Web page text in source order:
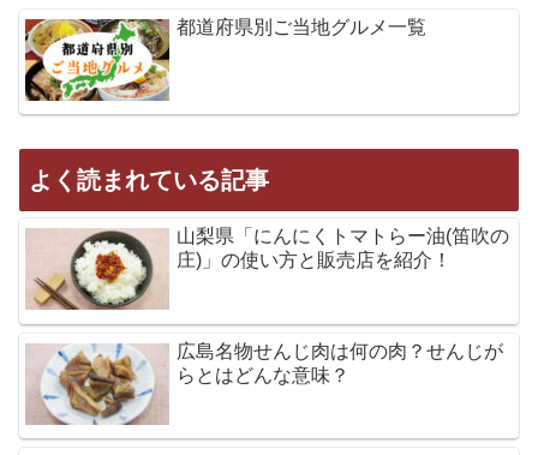
都道府県別ご当地グルメ一覧
よく読まれている記事
山梨県「にんにくトマトらー油(笛吹の
庄)」の使い方と販売店を紹介！
広島名物せんじ肉は何の肉？せんじが
らとはどんな意味？